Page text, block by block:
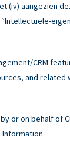
(iv) aangezien
CRM
and related
or on behalf of
Information.